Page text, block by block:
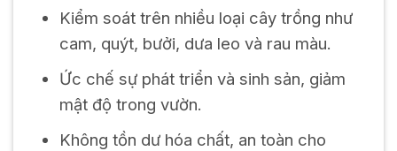
Kiểm soát trên nhiều loại cây trồng như
cam, quýt, bưởi, dưa leo và rau màu.
Ức chế sự phát triển và sinh sản, giảm
mật độ trong vườn.
Không tồn dư hóa chất, an toàn cho